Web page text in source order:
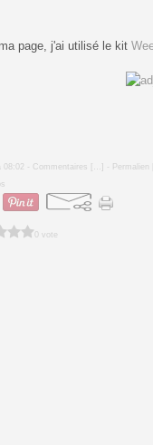
page, j'ai utilisé le kit
08:02 - Commentaires [ … - Permalien [
0 vote